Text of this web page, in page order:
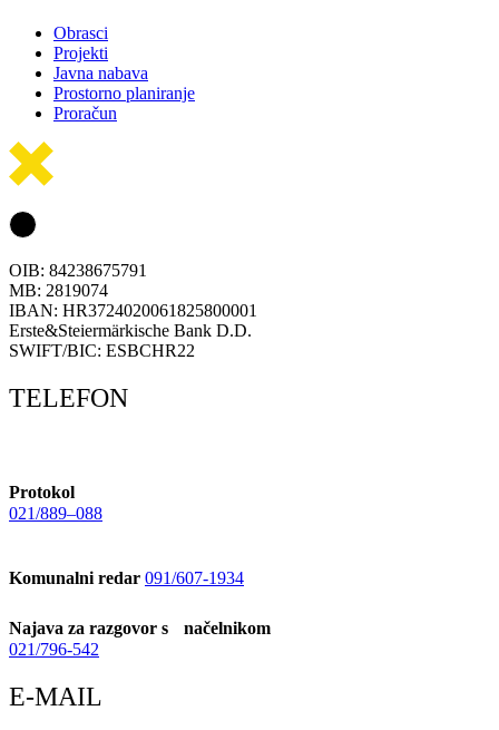
Obrasci
Projekti
Javna nabava
Prostorno planiranje
Proračun
OIB: 84238675791
MB: 2819074
IBAN: HR3724020061825800001
Erste&Steiermärkische Bank D.D.
SWIFT/BIC: ESBCHR22
TELEFON
Protokol
021/889–088
Komunalni redar 091/607-1934
Najava za razgovor s načelnikom
021/796-542
E-MAIL